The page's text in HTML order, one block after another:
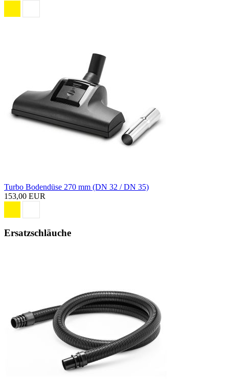
Turbo Bodendüse 270 mm (DN 32 / DN 35)
153,00 EUR
Ersatzschläuche